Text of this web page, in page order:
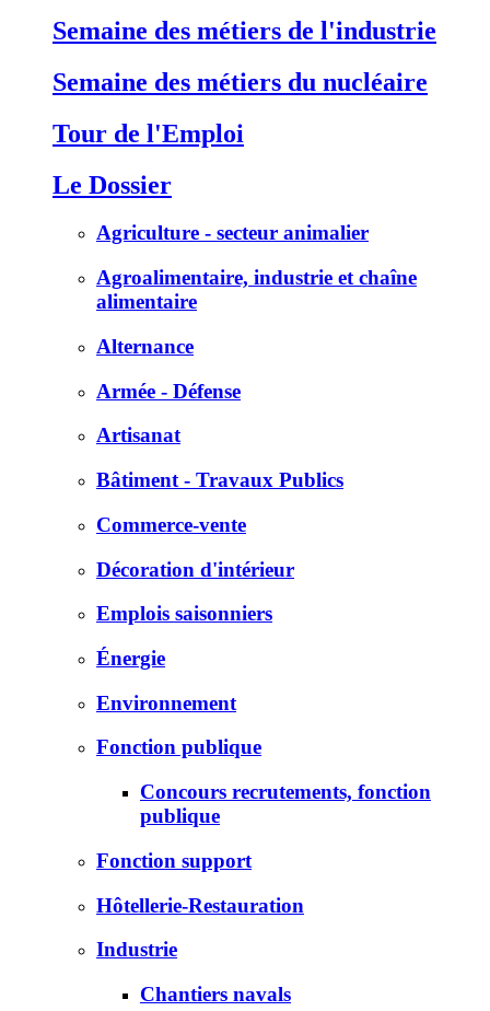
Semaine des métiers de l'industrie
Semaine des métiers du nucléaire
Tour de l'Emploi
Le Dossier
Agriculture - secteur animalier
Agroalimentaire, industrie et chaîne
alimentaire
Alternance
Armée - Défense
Artisanat
Bâtiment - Travaux Publics
Commerce-vente
Décoration d'intérieur
Emplois saisonniers
Énergie
Environnement
Fonction publique
Concours recrutements, fonction
publique
Fonction support
Hôtellerie-Restauration
Industrie
Chantiers navals